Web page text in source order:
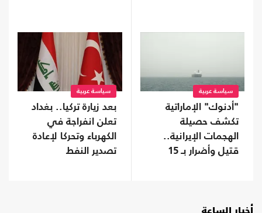
سياسة عربية
"أدنوك" الإماراتية
تكشف حصيلة
الهجمات الإيرانية..
قتيل وأضرار بـ 15
سياسة عربية
بعد زيارة تركيا.. بغداد
تعلن انفراجة في
الكهرباء وتحركا لإعادة
تصدير النفط